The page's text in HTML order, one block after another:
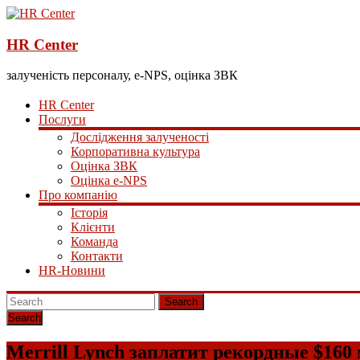
HR Center
залученість персоналу, e-NPS, оцінка ЗВК
HR Center
Послуги
Дослідження залученості
Корпоративна культура
Оцінка ЗВК
Оцінка e-NPS
Про компанію
Історія
Клієнти
Команда
Контакти
HR-Новини
Search
Merrill Lynch заплатит рекордные